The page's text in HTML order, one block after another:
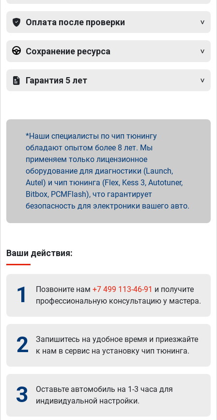
Оплата после проверки
Сохранение ресурса
Гарантия 5 лет
Наши специалисты по чип тюнингу
обладают опытом более 8 лет. Мы
применяем только лицензионное
оборудование для диагностики (Launch,
Autel) и чип тюнинга (Flex, Kess 3, Autotuner,
Bitbox, PCMFlash), что гарантирует
безопасность для электроники вашего авто.
Ваши действия:
1 Позвоните нам +7 499 113-46-91 и получите
профессиональную консультацию у мастера.
2
Запишитесь на удобное время и приезжайте
к нам в сервис на установку чип тюнинга.
3
Оставьте автомобиль на 1-3 часа для
индивидуальной настройки.